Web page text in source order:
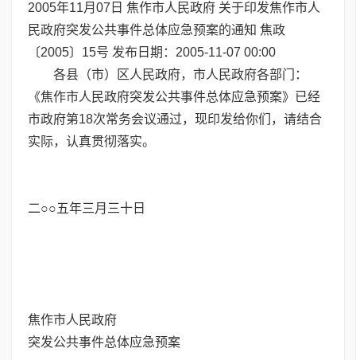
2005年11月07日 焦作市人民政府 关于印发焦作市人
民政府突发公共事件总体应急预案的通知 焦政
〔2005〕15号 发布日期：2005-11-07 00:00
各县（市）区人民政府，市人民政府各部门：
《焦作市人民政府突发公共事件总体应急预案》已经
市政府第18次常务会议通过，现印发给你们，请结合
实际，认真贯彻落实。
二○○五年三月三十日
焦作市人民政府
突发公共事件总体应急预案